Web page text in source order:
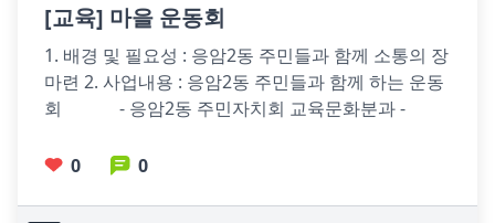
[교육] 마을 운동회
1. 배경 및 필요성 : 응암2동 주민들과 함께 소통의 장
마련 2. 사업내용 : 응암2동 주민들과 함께 하는 운동
회             - 응암2동 주민자치회 교육문화분과 -
0 0